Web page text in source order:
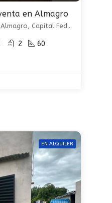
en Almagro
Bartolome mitre 3840, Almagro, Capital Federal
2 60
EN ALQUILER